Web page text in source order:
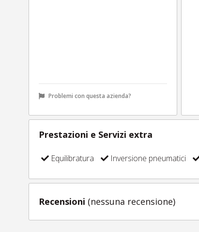
Problemi con questa azienda?
Prestazioni e Servizi extra
Equilibratura Inversione pneumatici
Recensioni (nessuna recensione)